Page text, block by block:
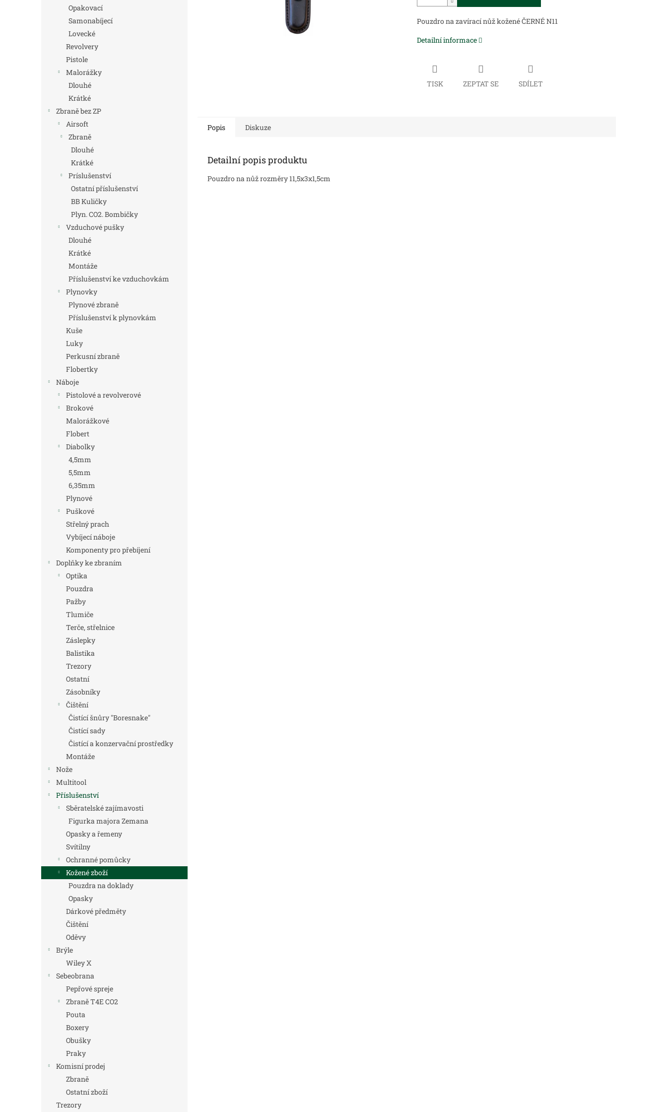
Opakovací
Samonabíjecí
Lovecké
Revolvery
Pistole
Malorážky
Dlouhé
Krátké
Zbraně bez ZP
Airsoft
Zbraně
Dlouhé
Krátké
Príslušenství
Ostatní příslušenství
BB Kuličky
Plyn. CO2. Bombičky
Vzduchové pušky
Dlouhé
Krátké
Montáže
Příslušenství ke vzduchovkám
Plynovky
Plynové zbraně
Příslušenství k plynovkám
Kuše
Luky
Perkusní zbraně
Flobertky
Náboje
Pistolové a revolverové
Brokové
Malorážkové
Flobert
Diabolky
4,5mm
5,5mm
6,35mm
Plynové
Puškové
Střelný prach
Vybíjecí náboje
Komponenty pro přebíjení
Doplňky ke zbraním
Optika
Pouzdra
Pažby
Tlumiče
Terče, střelnice
Záslepky
Balistika
Trezory
Ostatní
Zásobníky
Čištění
Čistící šnůry "Boresnake"
Čistící sady
Čistící a konzervační prostředky
Montáže
Nože
Multitool
Příslušenství
Sběratelské zajímavosti
Figurka majora Zemana
Opasky a řemeny
Svítilny
Ochranné pomůcky
Kožené zboží
Pouzdra na doklady
Opasky
Dárkové předměty
Čištění
Oděvy
Brýle
Wiley X
Sebeobrana
Pepřové spreje
Zbraně T4E CO2
Pouta
Boxery
Obušky
Praky
Komisní prodej
Zbraně
Ostatní zboží
Trezory
Pouzdro na zavírací nůž kožené ČERNÉ N11
Detailní informace
TISK ZEPTAT SE SDÍLET
Popis Diskuze
Detailní popis produktu
Pouzdro na nůž rozměry 11,5x3x1,5cm